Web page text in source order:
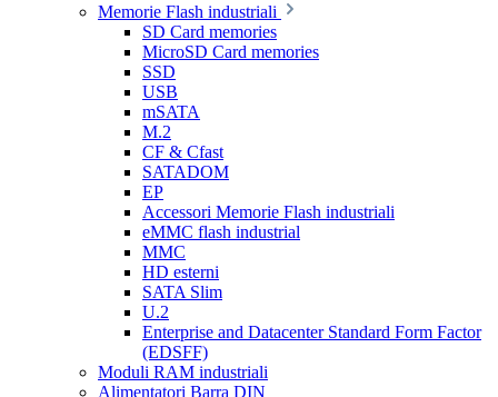
Memorie Flash industriali
SD Card memories
MicroSD Card memories
SSD
USB
mSATA
M.2
CF & Cfast
SATADOM
EP
Accessori Memorie Flash industriali
eMMC flash industrial
MMC
HD esterni
SATA Slim
U.2
Enterprise and Datacenter Standard Form Factor
(EDSFF)
Moduli RAM industriali
Alimentatori Barra DIN